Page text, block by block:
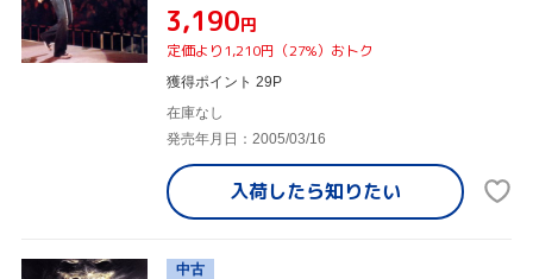
¥3,190円
定価より1,210円（27%）おトク
獲得ポイント 29P
在庫なし
発売年月日：2005/03/16
入荷したら知りたい
中古